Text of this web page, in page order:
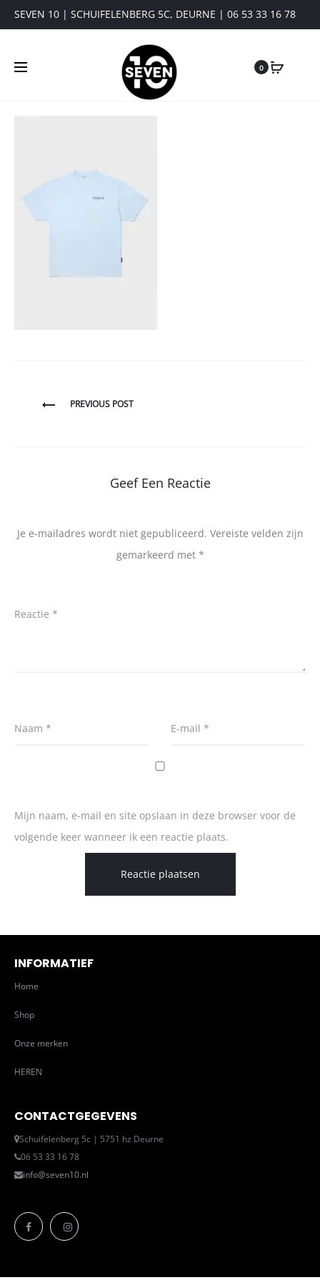
SEVEN 10 | SCHUIFELENBERG 5C, DEURNE | 06 53 33 16 78
0
BerichtPREVIOUS POST
Geef Een Reactie
Je e-mailadres wordt niet gepubliceerd. Vereiste velden zijn
gemarkeerd met *
Reactie *
Naam * E-mail *
Mijn naam, e-mail en site opslaan in deze browser voor de
volgende keer wanneer ik een reactie plaats.
INFORMATIEF
Home
Shop
Onze merken
HEREN
CONTACTGEGEVENS
Schuifelenberg 5c | 5751 hz Deurne
06 53 33 16 78
info@seven10.nl